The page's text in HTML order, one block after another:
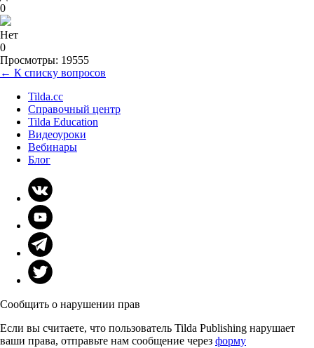
0
Нет
0
Просмотры: 19555
← К списку вопросов
Tilda.cc
Справочный центр
Tilda Education
Видеоуроки
Вебинары
Блог
Сообщить о нарушении прав
Если вы считаете, что пользователь Tilda Publishing нарушает
ваши права, отправьте нам сообщение через форму